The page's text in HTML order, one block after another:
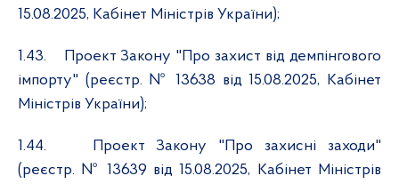
15.08.2025, Кабінет Міністрів України);
1.43.
Проект Закону "Про захист від демпінгового
імпорту" (реєстр. № 13638 від 15.08.2025, Кабінет
Міністрів України);
1.44.
Проект Закону "Про захисні заходи"
(реєстр. № 13639 від 15.08.2025, Кабінет Міністрів